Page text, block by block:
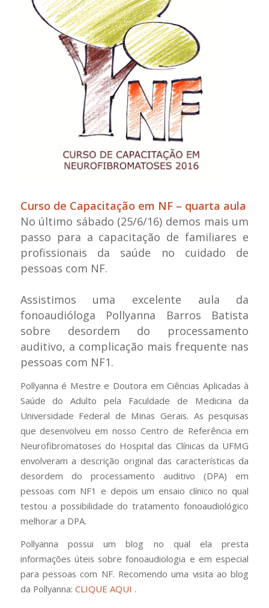
Curso de Capacitação em NF – quarta aula
No último sábado (25/6/16) demos mais um
passo para a capacitação de familiares e
profissionais da saúde no cuidado de
pessoas com NF.
Assistimos uma excelente aula da
fonoaudióloga Pollyanna Barros Batista
sobre desordem do processamento
auditivo, a complicação mais frequente nas
pessoas com NF1.
Pollyanna é Mestre e Doutora em Ciências Aplicadas à
Saúde do Adulto pela Faculdade de Medicina da
Universidade Federal de Minas Gerais. As pesquisas
que desenvolveu em nosso Centro de Referência em
Neurofibromatoses do Hospital das Clínicas da UFMG
envolveram a descrição original das características da
desordem do processamento auditivo (DPA) em
pessoas com NF1 e depois um ensaio clínico no qual
testou a possibilidade do tratamento fonoaudiológico
melhorar a DPA.
Pollyanna possui um blog no qual ela presta
informações úteis sobre fonoaudiologia e em especial
para pessoas com NF. Recomendo uma visita ao blog
da Pollyanna: CLIQUE AQUI .